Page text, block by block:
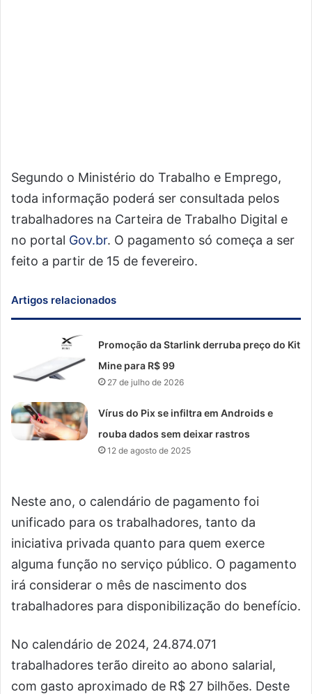
Segundo o Ministério do Trabalho e Emprego,
toda informação poderá ser consultada pelos
trabalhadores na Carteira de Trabalho Digital e
no portal Gov.br. O pagamento só começa a ser
feito a partir de 15 de fevereiro.
Artigos relacionados
Promoção da Starlink derruba preço do Kit
Mine para R$ 99
27 de julho de 2026
Vírus do Pix se infiltra em Androids e
rouba dados sem deixar rastros
12 de agosto de 2025
Neste ano, o calendário de pagamento foi
unificado para os trabalhadores, tanto da
iniciativa privada quanto para quem exerce
alguma função no serviço público. O pagamento
irá considerar o mês de nascimento dos
trabalhadores para disponibilização do benefício.
No calendário de 2024, 24.874.071
trabalhadores terão direito ao abono salarial,
com gasto aproximado de R$ 27 bilhões. Deste